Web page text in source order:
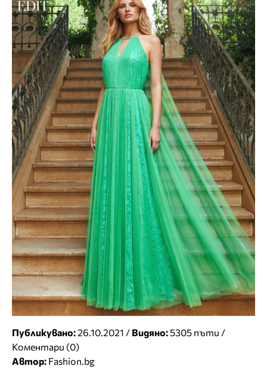
Публикувано:26.10.2021 / Видяно:5305 пъти /
Коментари (0)
Автор: Fashion.bg